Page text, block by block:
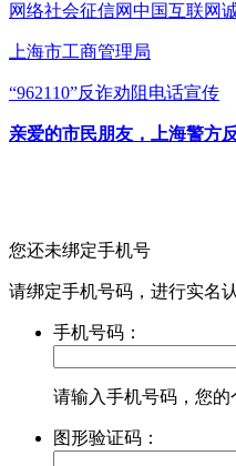
网络社会征信网中国互联网
上海市工商管理局
“962110”反诈劝阻电话宣传
亲爱的市民朋友，上海警方
您还未绑定手机号
请绑定手机号码，进行实名认
手机号码：
请输入手机号码，您
图形验证码：